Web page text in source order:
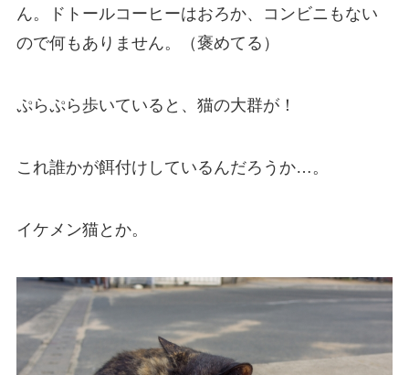
ん。ドトールコーヒーはおろか、コンビニもない
ので何もありません。（褒めてる）
ぷらぷら歩いていると、猫の大群が！
これ誰かが餌付けしているんだろうか…。
イケメン猫とか。